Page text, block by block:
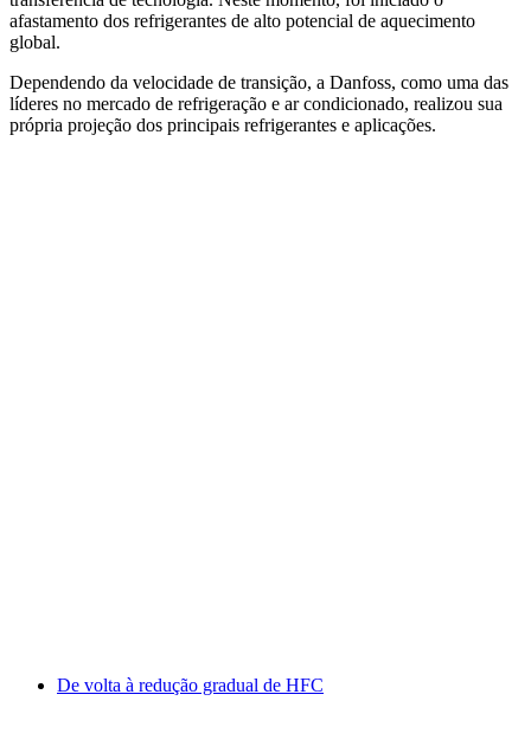
afastamento dos refrigerantes de alto potencial de aquecimento
global.
Dependendo da velocidade de transição, a Danfoss, como uma das
líderes no mercado de refrigeração e ar condicionado, realizou sua
própria projeção dos principais refrigerantes e aplicações.
De volta à redução gradual de HFC